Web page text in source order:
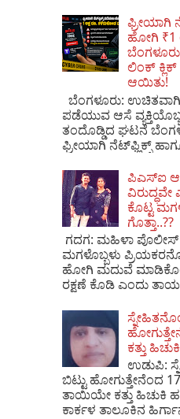
ಫ್ರೀಯಾಗಿ
ಹೋಗಿ ₹1
ಬೆಂಗಳೂರು
ಲಿಂಕ್ ಕ್ಲಿಕ್
ಆಯಿತು!
ಬೆಂಗಳೂರು:
ಪಡೆಯುವ ಆಸೆ
ತಂದೊಡ್ಡಿದ ಘಟನೆ
ಫ್ರೀಯಾಗಿ ನೆಟ್‌ಫ್ಲಿಕ್ಸ್
ಪಿಎಸ್​ಐ
ಕೊಟ್ಟ
ಗೊತ್ತಾ..??
ಗದಗ​: ಮಹಿಳಾ ಪೊಲೀಸ್​
ಮಗಳೊಬ್ಬಳು
ಹೋಗಿ ಮದುವೆ
ರಕ್ಷಣೆ ಕೊಡಿ ಎಂದು
ಕತ್ತು
ಉಡುಪಿ:
ಬಿಟ್ಟು ಹೋಗುತ್ತೇನೆಂದ
ತಾಯಿಯೇ ಕತ್ತು ಹಿಚುಕಿ
ಕಾರ್ಕಳ ತಾಲೂಕಿನ